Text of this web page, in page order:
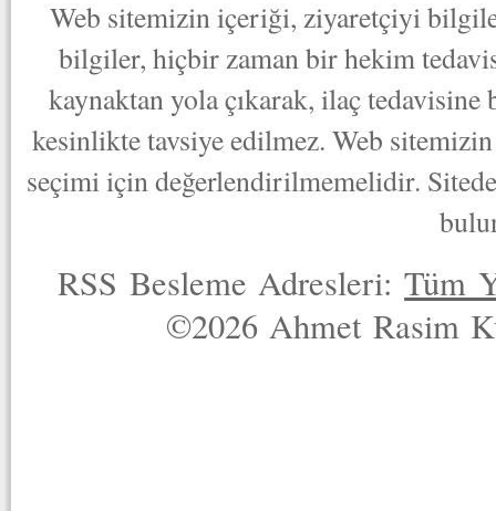
Web sitemizin içeriği, ziyaretçiyi
bilgiler, hiçbir zaman bir hekim
kaynaktan yola çıkarak, ilaç
kesinlikte tavsiye edilmez. Web
seçimi için değerlendirilmemelidir.
RSS Besleme Adresleri:Tüm
©2026 Ahmet Rasim